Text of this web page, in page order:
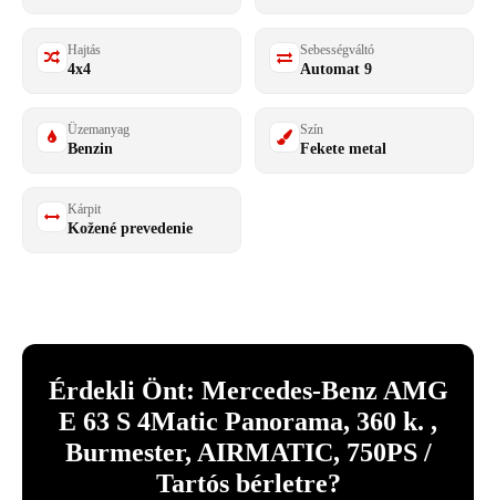
Hajtás
4x4
Sebességváltó
Automat 9
Üzemanyag
Benzin
Szín
Fekete metal
Kárpit
Kožené prevedenie
Érdekli Önt: Mercedes-Benz AMG
E 63 S 4Matic Panorama, 360 k. ,
Burmester, AIRMATIC, 750PS /
Tartós bérletre?